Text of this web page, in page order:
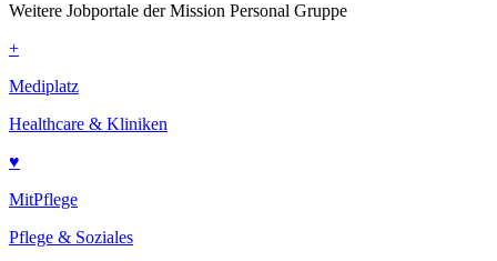
Weitere Jobportale der Mission Personal Gruppe
+
Mediplatz
Healthcare & Kliniken
♥
MitPflege
Pflege & Soziales